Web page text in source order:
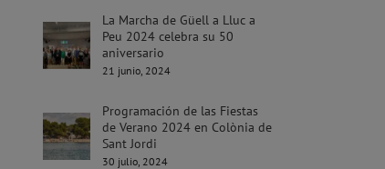
La Marcha de Güell a Lluc a
Peu 2024 celebra su 50
aniversario
21 junio, 2024
Programación de las Fiestas
de Verano 2024 en Colònia de
Sant Jordi
30 julio, 2024